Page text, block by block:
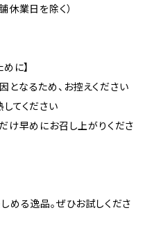
休業日を除く）
に】
なるため、お控えください
てください
け早めにお召し上がりくださ
める逸品。ぜひお試しくださ